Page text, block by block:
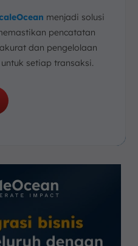
menjadi solusi
pencatatan
dan pengelolaan
setiap transaksi.